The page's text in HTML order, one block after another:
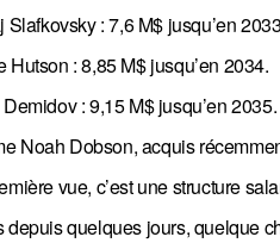
Slafkovsky : 7,6 M$ jusqu’en
Hutson : 8,85 M$ jusqu’en 2034.
: 9,15 M$ jusqu’en 2035.
Noah Dobson, acquis
vue, c’est une structure
depuis quelques jours, quelque